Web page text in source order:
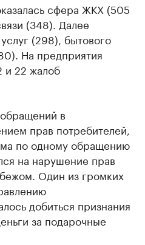
сфера ЖКХ (505
(348). Далее
(298), бытового
На предприятия
и 22 жалоб
в
прав потребителей,
по одному обращению
на нарушение прав
Один из громких
добиться признания
за подарочные